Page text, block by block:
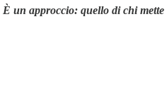
È un approccio: quello di chi